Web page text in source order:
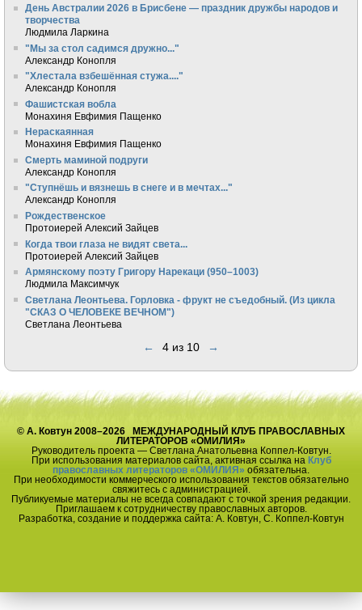
День Австралии 2026 в Брисбене — праздник дружбы народов и
творчества
Людмила Ларкина
"Мы за стол садимся дружно..."
Александр Конопля
"Хлестала взбешённая стужа...."
Александр Конопля
Фашистская вобла
Монахиня Евфимия Пащенко
Нераскаянная
Монахиня Евфимия Пащенко
Смерть маминой подруги
Александр Конопля
"Ступнёшь и вязнешь в снеге и в мечтах..."
Александр Конопля
Рождественское
Протоиерей Алексий Зайцев
Когда твои глаза не видят света...
Протоиерей Алексий Зайцев
Армянскому поэту Григору Нарекаци (950–1003)
Людмила Максимчук
Светлана Леонтьева. Горловка - фрукт не съедобный. (Из цикла
"СКАЗ О ЧЕЛОВЕКЕ ВЕЧНОМ")
Светлана Леонтьева
← 4 из 10 →
© А. Ковтун 2008–2026 МЕЖДУНАРОДНЫЙ КЛУБ ПРАВОСЛАВНЫХ
ЛИТЕРАТОРОВ «ОМИЛИЯ»
Руководитель проекта — Светлана Анатольевна Коппел-Ковтун.
При использования материалов сайта, активная ссылка на Клуб
православных литераторов «ОМИЛИЯ» обязательна.
При необходимости коммерческого использования текстов обязательно
свяжитесь с администрацией.
Публикуемые материалы не всегда совпадают с точкой зрения редакции.
Приглашаем к сотрудничеству православных авторов.
Разработка, создание и поддержка сайта: А. Ковтун, С. Коппел-Ковтун